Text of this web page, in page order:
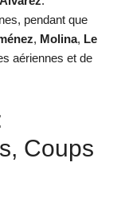
pendant que
, Molina, Le
aériennes et de
Coups